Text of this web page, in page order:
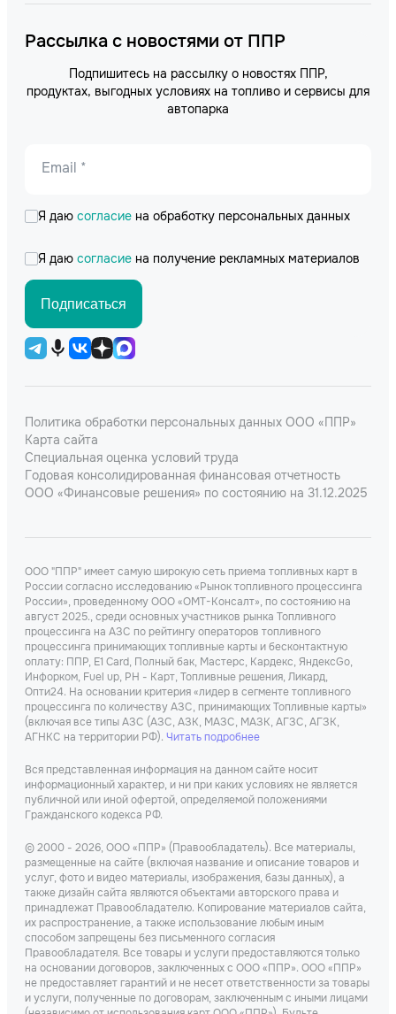
Рассылка с новостями от ППР
Подпишитесь на рассылку о новостях ППР,
продуктах, выгодных условиях на топливо и сервисы для
автопарка
Email *
Я даю согласие на обработку персональных данных
Я даю согласие на получение рекламных материалов
Подписаться
Политика обработки персональных данных ООО «ППР»
Карта сайта
Специальная оценка условий труда
Годовая консолидированная финансовая отчетность
ООО «Финансовые решения» по состоянию на 31.12.2025
ООО "ППР" имеет самую широкую сеть приема топливных карт в
России согласно исследованию «Рынок топливного процессинга
России», проведенному ООО «ОМТ-Консалт», по состоянию на
август 2025., среди основных участников рынка Топливного
процессинга на АЗС по рейтингу операторов топливного
процессинга принимающих топливные карты и бесконтактную
оплату: ППР, Е1 Card, Полный бак, Мастерс, Кардекс, ЯндексGo,
Инфорком, Fuel up, РН - Карт, Топливные решения, Ликард,
Опти24. На основании критерия «лидер в сегменте топливного
процессинга по количеству АЗС, принимающих Топливные карты»
(включая все типы АЗС (АЗС, АЗК, МАЗС, МАЗК, АГЗС, АГЗК,
АГНКС на территории РФ). Читать подробнее
Вся представленная информация на данном сайте носит
информационный характер, и ни при каких условиях не является
публичной или иной офертой, определяемой положениями
Гражданского кодекса РФ.
© 2000 - 2026, ООО «ППР» (Правообладатель). Все материалы,
размещенные на сайте (включая название и описание товаров и
услуг, фото и видео материалы, изображения, базы данных), а
также дизайн сайта являются объектами авторского права и
принадлежат Правообладателю. Копирование материалов сайта,
их распространение, а также использование любым иным
способом запрещены без письменного согласия
Правообладателя. Все товары и услуги предоставляются только
на основании договоров, заключенных с ООО «ППР». ООО «ППР»
не предоставляет гарантий и не несет ответственности за товары
и услуги, полученные по договорам, заключенным с иными лицами